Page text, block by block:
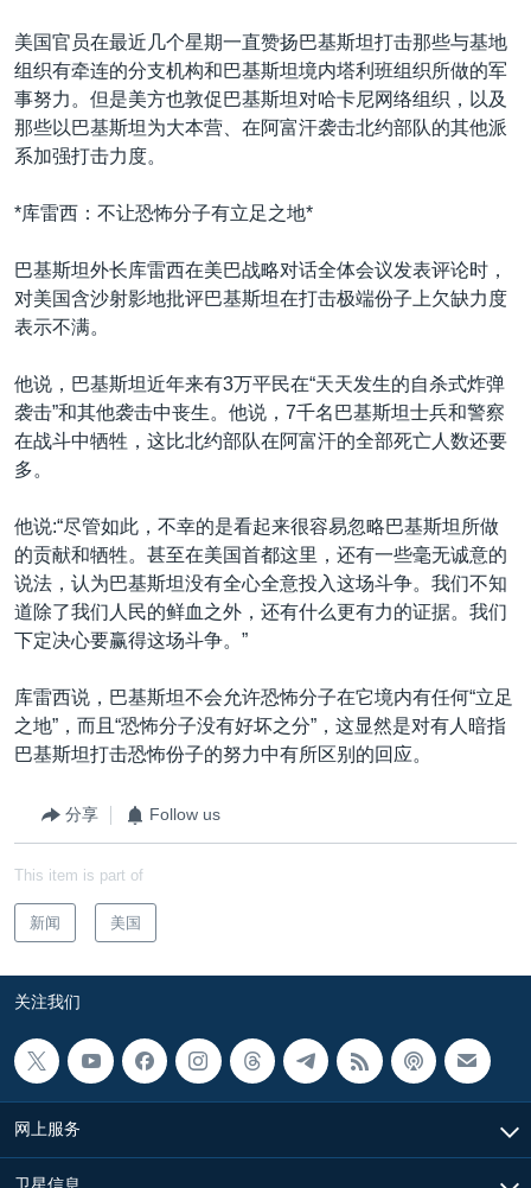
美国官员在最近几个星期一直赞扬巴基斯坦打击那些与基地
组织有牵连的分支机构和巴基斯坦境内塔利班组织所做的军
事努力。但是美方也敦促巴基斯坦对哈卡尼网络组织，以及
那些以巴基斯坦为大本营、在阿富汗袭击北约部队的其他派
系加强打击力度。
*库雷西：不让恐怖分子有立足之地*
巴基斯坦外长库雷西在美巴战略对话全体会议发表评论时，
对美国含沙射影地批评巴基斯坦在打击极端份子上欠缺力度
表示不满。
他说，巴基斯坦近年来有3万平民在“天天发生的自杀式炸弹
袭击”和其他袭击中丧生。他说，7千名巴基斯坦士兵和警察
在战斗中牺牲，这比北约部队在阿富汗的全部死亡人数还要
多。
他说:“尽管如此，不幸的是看起来很容易忽略巴基斯坦所做
的贡献和牺牲。甚至在美国首都这里，还有一些毫无诚意的
说法，认为巴基斯坦没有全心全意投入这场斗争。我们不知
道除了我们人民的鲜血之外，还有什么更有力的证据。我们
下定决心要赢得这场斗争。”
库雷西说，巴基斯坦不会允许恐怖分子在它境内有任何“立足
之地”，而且“恐怖分子没有好坏之分”，这显然是对有人暗指
巴基斯坦打击恐怖份子的努力中有所区别的回应。
分享 Follow us
This item is part of
新闻 美国
关注我们
网上服务